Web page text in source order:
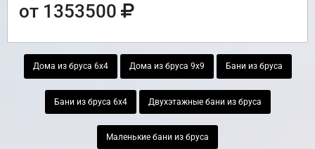
от 1353500
Дома из бруса 6х4 Дома из бруса 9х9 Бани из бруса
Бани из бруса 6х4 Двухэтажные бани из бруса
Маленькие бани из бруса